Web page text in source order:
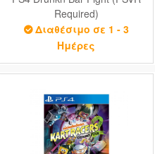
Required)
Διαθέσιμο σε 1 - 3
Ημέρες